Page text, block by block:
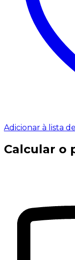
Adicionar à lista
Calcular o